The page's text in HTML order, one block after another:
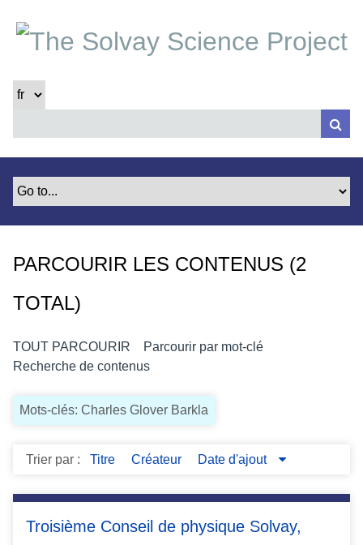
t
PARCOURIR LES CONTENUS (2
TOTAL)
TOUT PARCOURIR
Parcourir par mot-clé
Recherche de contenus
Mots-clés: Charles Glover Barkla
Trier par : Titre Créateur Date d'ajout
Troisième Conseil de physique Solvay,